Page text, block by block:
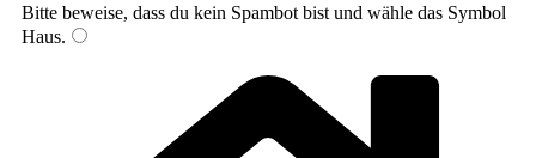
Bitte beweise, dass du kein Spambot bist und wähle das Symbol
Haus.